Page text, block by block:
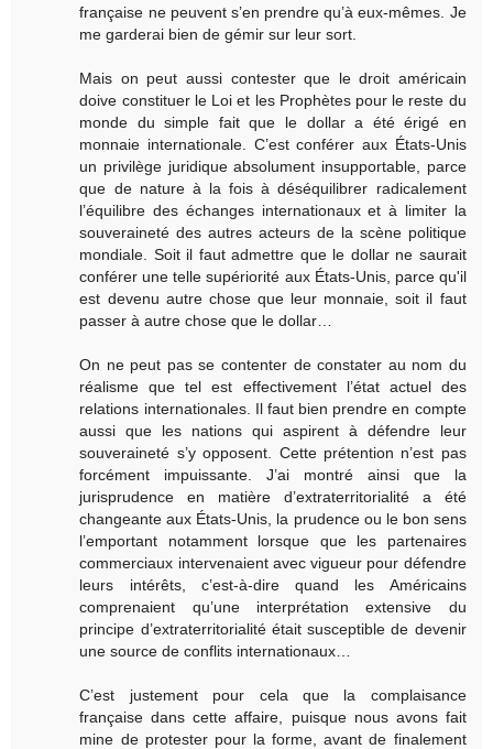
française ne peuvent s’en prendre qu’à eux-mêmes. Je
me garderai bien de gémir sur leur sort.
Mais on peut aussi contester que le droit américain
doive constituer le Loi et les Prophètes pour le reste du
monde du simple fait que le dollar a été érigé en
monnaie internationale. C’est conférer aux États-Unis
un privilège juridique absolument insupportable, parce
que de nature à la fois à déséquilibrer radicalement
l’équilibre des échanges internationaux et à limiter la
souveraineté des autres acteurs de la scène politique
mondiale. Soit il faut admettre que le dollar ne saurait
conférer une telle supériorité aux États-Unis, parce qu'il
est devenu autre chose que leur monnaie, soit il faut
passer à autre chose que le dollar…
On ne peut pas se contenter de constater au nom du
réalisme que tel est effectivement l’état actuel des
relations internationales. Il faut bien prendre en compte
aussi que les nations qui aspirent à défendre leur
souveraineté s’y opposent. Cette prétention n’est pas
forcément impuissante. J’ai montré ainsi que la
jurisprudence en matière d’extraterritorialité a été
changeante aux États-Unis, la prudence ou le bon sens
l’emportant notamment lorsque que les partenaires
commerciaux intervenaient avec vigueur pour défendre
leurs intérêts, c’est-à-dire quand les Américains
comprenaient qu’une interprétation extensive du
principe d’extraterritorialité était susceptible de devenir
une source de conflits internationaux…
C’est justement pour cela que la complaisance
française dans cette affaire, puisque nous avons fait
mine de protester pour la forme, avant de finalement